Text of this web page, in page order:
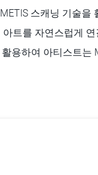
METIS 스캐닝 기술을
아트를 자연스럽게
활용하여 아티스트는